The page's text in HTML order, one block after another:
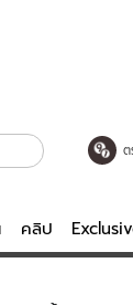
ต
คลิป